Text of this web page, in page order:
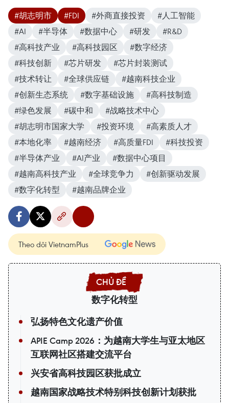
#胡志明市 #FDI #外商直接投资
#人工智能
#AI
#半导体 #数据中心 #研发
#R&D
#高科技产业
#高科技园区
#数字经济
#科技创新
#芯片研发
#芯片封装测试
#技术转让
#全球供应链
#越南科技企业
#创新生态系统
#数字基础设施
#高科技制造
#绿色发展
#碳中和
#战略技术中心
#胡志明市国家大学
#投资环境
#高素质人才
#本地化率
#越南经济 #高质量FDI
#科技投资
#半导体产业
#AI产业
#数据中心项目
#越南高科技产业
#全球竞争力
#创新驱动发展
#数字化转型
#越南品牌企业
Theo dõi VietnamPlus
数字化转型
弘扬特色文化遗产价值
APIE Camp 2026：为越南大学生与亚太地区
互联网社区搭建交流平台
兴安省高科技园区获批成立
越南国家战略技术特别科技创新计划获批